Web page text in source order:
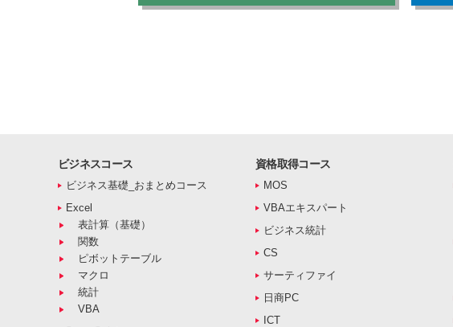
ビジネスコース
ビジネス基礎_おまとめコース
Excel
表計算（基礎）
関数
ピボットテーブル
マクロ
統計
VBA
資格取得コース
MOS
VBAエキスパート
ビジネス統計
CS
サーティファイ
日商PC
ICT